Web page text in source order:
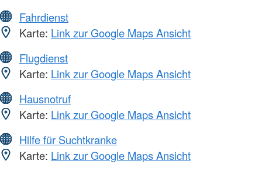
Fahrdienst
Karte: Link zur Google Maps Ansicht
Flugdienst
Karte: Link zur Google Maps Ansicht
Hausnotruf
Karte: Link zur Google Maps Ansicht
Hilfe für Suchtkranke
Karte: Link zur Google Maps Ansicht